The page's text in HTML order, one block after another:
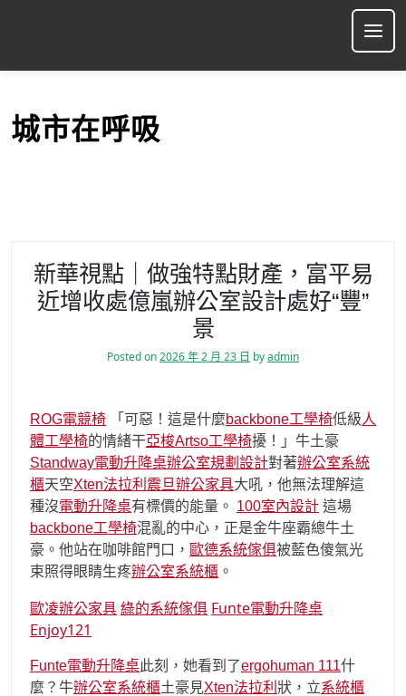
p
城市在呼吸
新華視點｜做強特點財產，富平易
近增收處億嵐辦公室設計處好“豐”
景
Posted on2026 年 2 月 23 日 byadmin
ROG電競椅 「可惡！這是什麼backbone工學椅低級人
體工學椅的情緒干亞梭Artso工學椅擾！」牛土豪
Standway電動升降桌辦公室規劃設計對著辦公室系統
櫃天空Xten法拉利 震旦辦公家具大吼，他無法理解這
種沒電動升降桌有標價的能量。 100室內設計 這場
backbone工學椅混亂的中心，正是金牛座霸總牛土
豪。他站在咖啡館門口， 歐德系統傢俱被藍色傻氣光
束照得眼睛生疼辦公室系統櫃 。
歐凌辦公家具綠的系統傢俱 Funte電動升降桌
Enjoy121
Funte電動升降桌此刻，她看到了ergohuman 111什
麼？牛辦公室系統櫃土豪見Xten法拉利 狀，立系統櫃